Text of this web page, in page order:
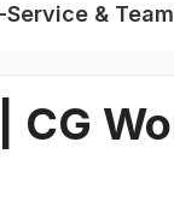
Service &
CG